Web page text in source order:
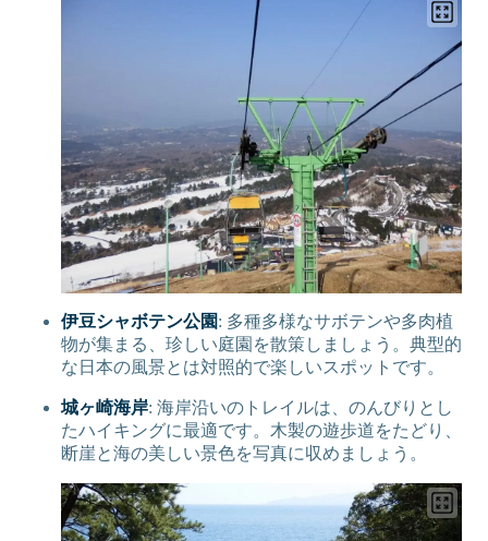
伊豆シャボテン公園: 多種多様なサボテンや多肉植
物が集まる、珍しい庭園を散策しましょう。典型的
な日本の風景とは対照的で楽しいスポットです。
城ヶ崎海岸: 海岸沿いのトレイルは、のんびりとし
たハイキングに最適です。木製の遊歩道をたどり、
断崖と海の美しい景色を写真に収めましょう。